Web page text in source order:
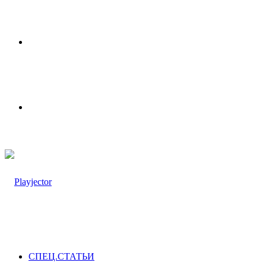
СПЕЦ.СТАТЬИ